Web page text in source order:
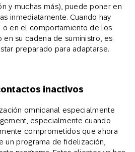
y muchas más), puede poner en
inmediatamente. Cuando hay
en el comportamiento de los
en su cadena de suministro, es
preparado para adaptarse.
inactivos
omnicanal especialmente
especialmente cuando
comprometidos que ahora
un programa de fidelización,